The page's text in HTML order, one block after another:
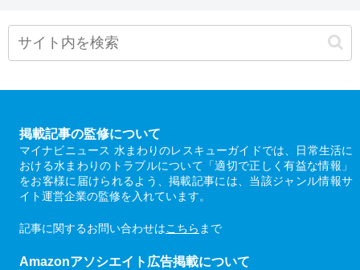
掲載記事の監修について
マイナビニュース 水まわりのレスキューガイドでは、日常生活に
おける水まわりのトラブルについて「適切で正しく有益な情報」
をお客様に届けられるよう、掲載記事には、当該ジャンル情報サ
イト運営企業の監修を入れています。
記事に関するお問い合わせはこちら まで
Amazonアソシエイト広告掲載について